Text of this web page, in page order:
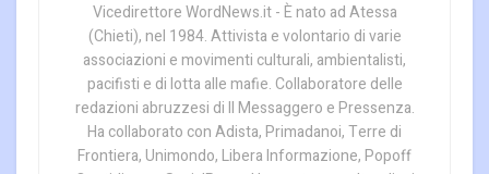
Vicedirettore WordNews.it - È nato ad Atessa
(Chieti), nel 1984. Attivista e volontario di varie
associazioni e movimenti culturali, ambientalisti,
pacifisti e di lotta alle mafie. Collaboratore delle
redazioni abruzzesi di Il Messaggero e Pressenza.
Ha collaborato con Adista, Primadanoi, Terre di
Frontiera, Unimondo, Libera Informazione, Popoff